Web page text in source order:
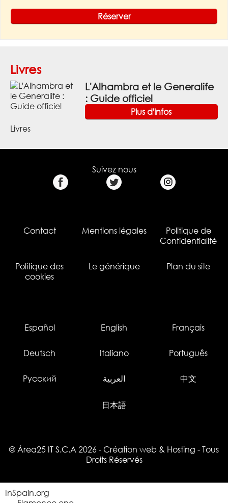
Réserver
Livres
L'Alhambra et le Generalife
: Guide officiel
Plus d'infos
Livres
Suivez nous
Contact Mentions légales
Politique de
Confidentialité
Politique des
cookies
Le générique Plan du site
Español English Français
Deutsch Italiano Português
Русский العربية 中文
日本語
© Área25 IT S.C.A 2026 - Création web & Hosting - Tous
Droits Réservés
InSpain.org